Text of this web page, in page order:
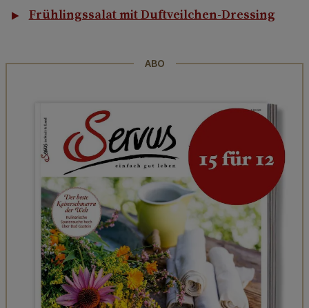
Frühlingssalat mit Duftveilchen-Dressing
ABO